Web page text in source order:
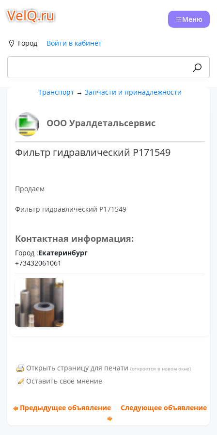
VelQ.ru Меню
Город Войти в кабинет
Транспорт →Запчасти и принадлежности
ООО Уралдетальсервис
Фильтр гидравлический Р171549
Продаем
Фильтр гидравлический Р171549
Контактная информация:
Город :Екатеринбург
+73432061061
Открыть страницу для печати (откроется в новом окне)
Оставить своё мнение
Предыдущее объявление Следующее объявление